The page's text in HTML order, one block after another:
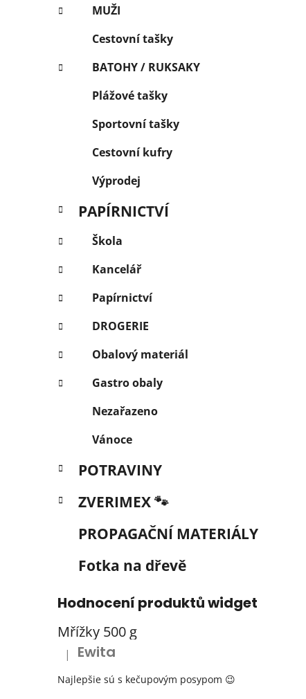
MUŽI
Cestovní tašky
BATOHY / RUKSAKY
Plážové tašky
Sportovní tašky
Cestovní kufry
Výprodej
PAPÍRNICTVÍ
Škola
Kancelář
Papírnictví
DROGERIE
Obalový materiál
Gastro obaly
Nezařazeno
Vánoce
POTRAVINY
ZVERIMEX 🐾
PROPAGAČNÍ MATERIÁLY
Fotka na dřevě
Hodnocení produktů widget
Mřížky 500 g
Hodnocení produktu je 5 z 5 hvězdiček.
| Ewita
Najlepšie sú s kečupovým posypom 😉